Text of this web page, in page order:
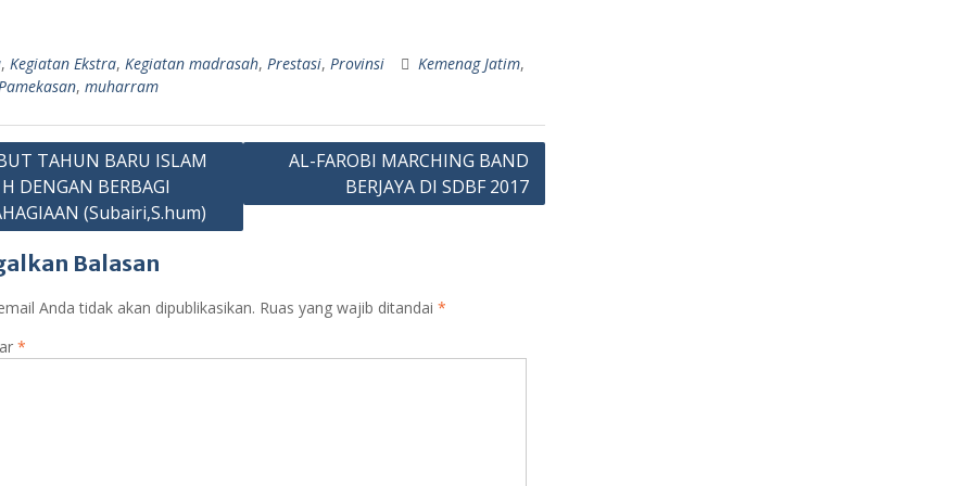
s
A
p
p
er gr
a
m
e
n
g
er
gl
e
Cl
as
sr
m
, Kegiatan Ekstra, Kegiatan madrasah, Prestasi, Provinsi Kemenag Jatim,
, muharram
TAHUN BARU ISLAM
DENGAN BERBAGI
(Subairi,S.hum)
AL-FAROBI MARCHING BAND
BERJAYA DI SDBF 2017
Balasan
Anda tidak akan dipublikasikan. Ruas yang wajib ditandai *
*